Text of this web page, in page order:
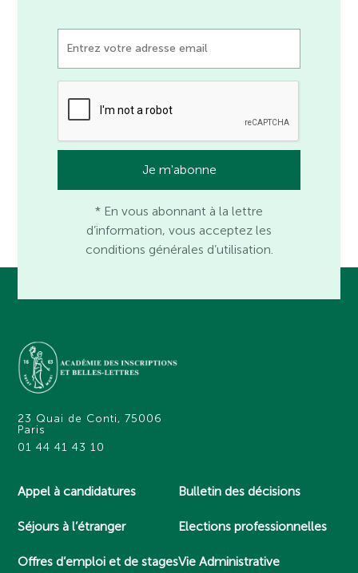
* En vous abonnant à la lettre
d’information, vous acceptez les
conditions générales d’utilisation.
23 Quai de Conti, 75006
Paris
01 44 41 43 10
Appel à candidatures
Séjours à l’étranger
Offres d’emploi et de stages
Bulletin des décisions
Elections professionnelles
Vie Administrative